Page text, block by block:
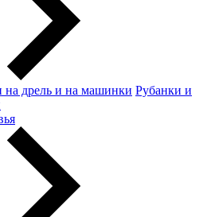
на дрель и на машинки Рубанки и